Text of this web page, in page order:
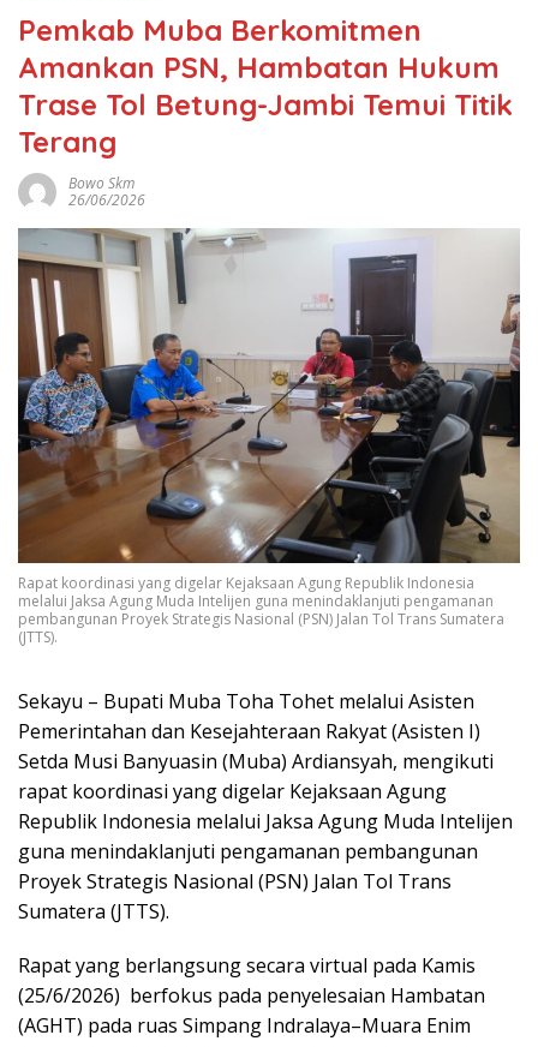
Pemkab Muba Berkomitmen
Amankan PSN, Hambatan Hukum
Trase Tol Betung-Jambi Temui Titik
Terang
Bowo Skm
26/06/2026
Rapat koordinasi yang digelar Kejaksaan Agung Republik Indonesia
melalui Jaksa Agung Muda Intelijen guna menindaklanjuti pengamanan
pembangunan Proyek Strategis Nasional (PSN) Jalan Tol Trans Sumatera
(JTTS).
Sekayu – Bupati Muba Toha Tohet melalui Asisten
Pemerintahan dan Kesejahteraan Rakyat (Asisten I)
Setda Musi Banyuasin (Muba) Ardiansyah, mengikuti
rapat koordinasi yang digelar Kejaksaan Agung
Republik Indonesia melalui Jaksa Agung Muda Intelijen
guna menindaklanjuti pengamanan pembangunan
Proyek Strategis Nasional (PSN) Jalan Tol Trans
Sumatera (JTTS).
Rapat yang berlangsung secara virtual pada Kamis
(25/6/2026) berfokus pada penyelesaian Hambatan
(AGHT) pada ruas Simpang Indralaya–Muara Enim